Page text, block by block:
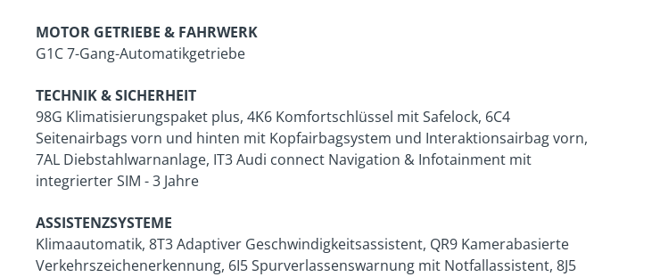
MOTOR GETRIEBE & FAHRWERK
G1C 7-Gang-Automatikgetriebe
TECHNIK & SICHERHEIT
98G Klimatisierungspaket plus, 4K6 Komfortschlüssel mit Safelock, 6C4
Seitenairbags vorn und hinten mit Kopfairbagsystem und Interaktionsairbag vorn,
7AL Diebstahlwarnanlage, IT3 Audi connect Navigation & Infotainment mit
integrierter SIM - 3 Jahre
ASSISTENZSYSTEME
Klimaautomatik, 8T3 Adaptiver Geschwindigkeitsassistent, QR9 Kamerabasierte
Verkehrszeichenerkennung, 6I5 Spurverlassenswarnung mit Notfallassistent, 8J5